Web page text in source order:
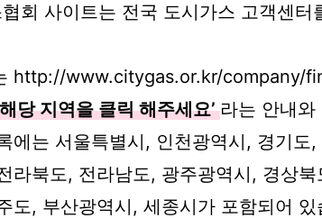
회 사이트는 전국 도시가스 고객센터
http://www.citygas.or.kr/company/
해당 지역을 클릭 해주세요’ 라는 안내
에는 서울특별시, 인천광역시, 경기도
라북도, 전라남도, 광주광역시, 경상
도, 부산광역시, 세종시가 포함되어 있